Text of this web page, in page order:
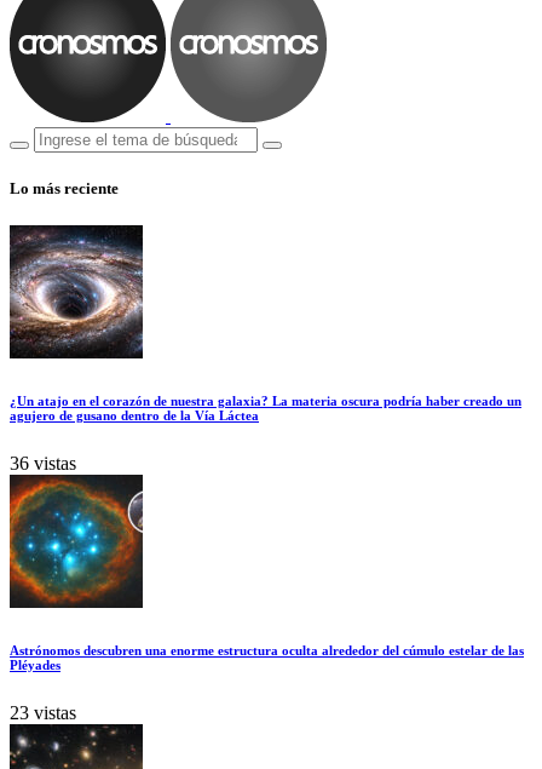
Lo más reciente
¿Un atajo en el corazón de nuestra galaxia? La materia oscura podría haber creado un
agujero de gusano dentro de la Vía Láctea
36 vistas
Astrónomos descubren una enorme estructura oculta alrededor del cúmulo estelar de las
Pléyades
23 vistas